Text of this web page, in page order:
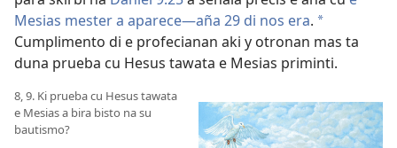
Mesias mester a aparece—aña 29 di nos era. a
Cumplimento di e profecianan aki y otronan mas ta
duna prueba cu Hesus tawata e Mesias priminti.
8, 9. Ki prueba cu Hesus tawata
e Mesias a bira bisto na su
bautismo?